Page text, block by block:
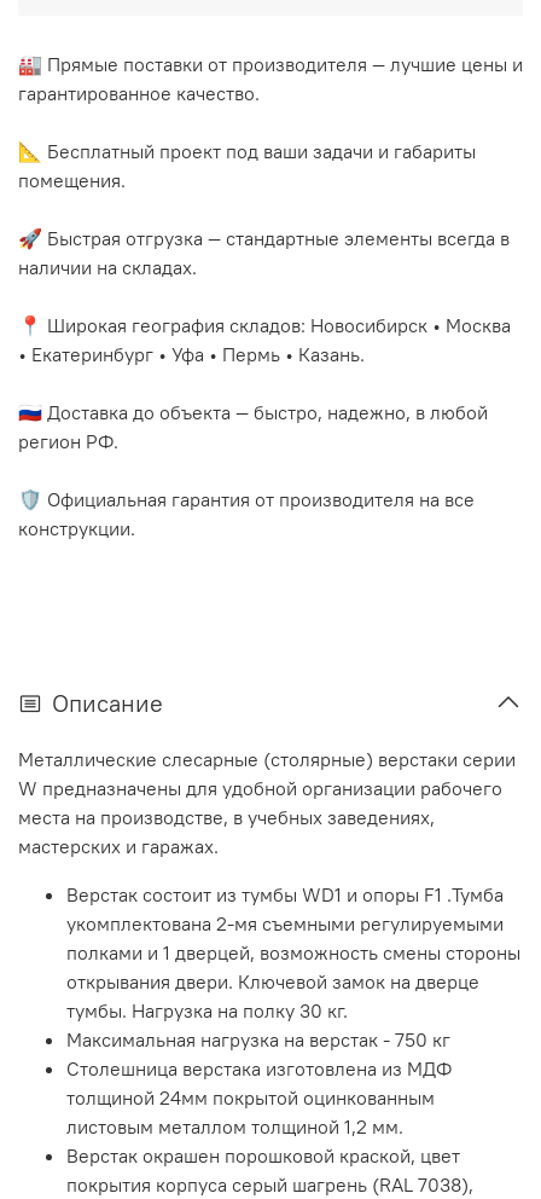
🏭 Прямые поставки от производителя — лучшие цены и
гарантированное качество.
📐 Бесплатный проект под ваши задачи и габариты
помещения.
🚀 Быстрая отгрузка — стандартные элементы всегда в
наличии на складах.
📍 Широкая география складов: Новосибирск • Москва
• Екатеринбург • Уфа • Пермь • Казань.
🇷🇺 Доставка до объекта — быстро, надежно, в любой
регион РФ.
🛡️ Официальная гарантия от производителя на все
конструкции.
Описание
Металлические слесарные (столярные) верстаки серии
W предназначены для удобной организации рабочего
места на производстве, в учебных заведениях,
мастерских и гаражах.
Верстак состоит из тумбы WD1 и опоры F1 .Тумба
укомплектована 2-мя съемными регулируемыми
полками и 1 дверцей, возможность смены стороны
открывания двери. Ключевой замок на дверце
тумбы. Нагрузка на полку 30 кг.
Максимальная нагрузка на верстак - 750 кг
Столешница верстака изготовлена из МДФ
толщиной 24мм покрытой оцинкованным
листовым металлом толщиной 1,2 мм.
Верстак окрашен порошковой краской, цвет
покрытия корпуса серый шагрень (RAL 7038),